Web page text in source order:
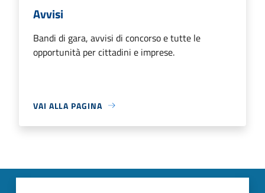
Avvisi
Bandi di gara, avvisi di concorso e tutte le
opportunità per cittadini e imprese.
VAI ALLA PAGINA